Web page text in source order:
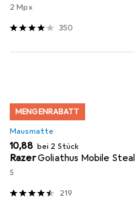
2 Mpx
350
MENGENRABATT
Mausmatte
EUR
10,88 bei 2 Stück
RazerGoliathus Mobile
S
219